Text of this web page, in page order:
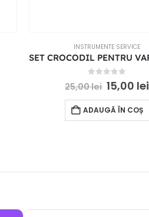
INSTRUMENTE SERVICE
out of 5
25,00lei 15,00 lei
ADAUGĂ ÎN COȘ